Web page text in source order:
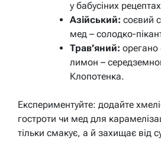
у бабусіних
Азійський: соєвий
мед – солодко-
Трав’яний:
лимон –
Клопотенка.
Експериментуйте: додайте
гостроти чи мед для
тільки смакує, а й захищає від